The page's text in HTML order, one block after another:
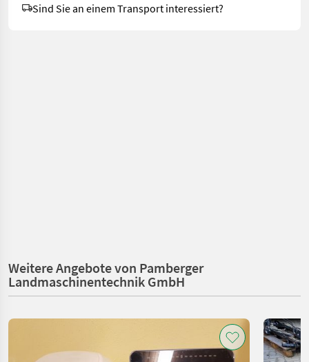
Sind Sie an einem Transport interessiert?
Weitere Angebote von Pamberger
Landmaschinentechnik GmbH